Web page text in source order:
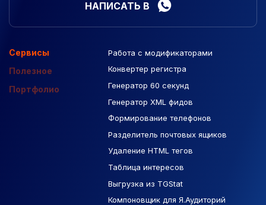
НАПИСАТЬ В
Сервисы
Полезное
Портфолио
Работа с модификаторами
Конвертер регистра
Генератор 60 секунд
Генератор XML фидов
Формирование телефонов
Разделитель почтовых ящиков
Удаление HTML тегов
Таблица интересов
Выгрузка из TGStat
Компоновщик для Я.Аудиторий
Подборка сайтов
Макеты Figma
База Яндекс Карты
РСЯ площадки
Созданные сайты
Контекстная реклама